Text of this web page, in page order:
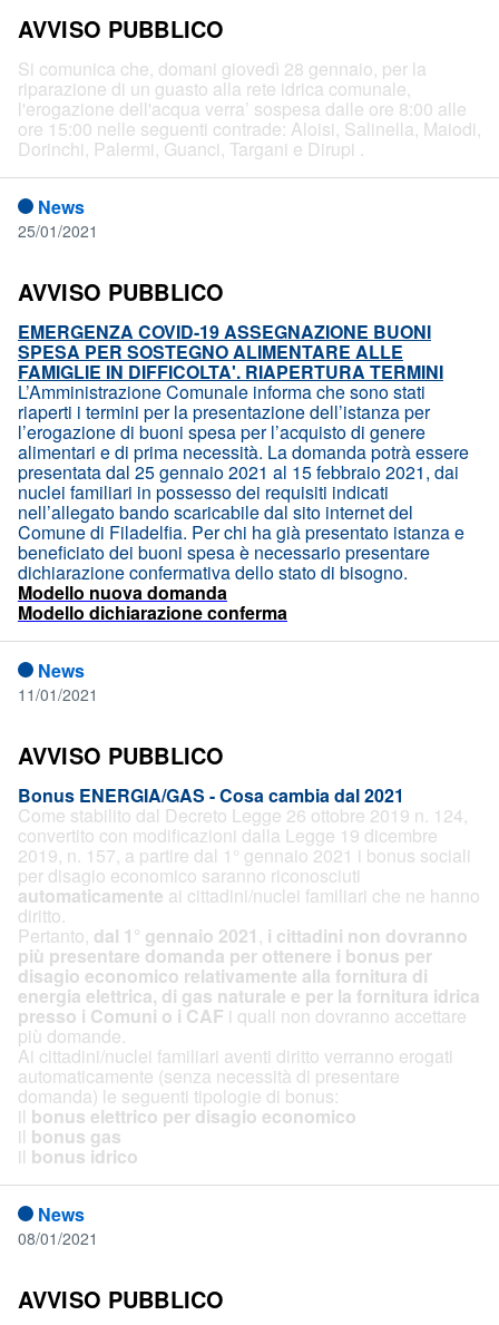
AVVISO PUBBLICO
Si comunica che, domani giovedì 28 gennaio, per la
riparazione di un guasto alla rete idrica comunale,
l'erogazione dell'acqua verra’ sospesa dalle ore 8:00 alle
ore 15:00 nelle seguenti contrade: Aloisi, Salinella, Maiodi,
Dorinchi, Palermi, Guanci, Targani e Dirupi .
News
25/01/2021
AVVISO PUBBLICO
EMERGENZA COVID-19 ASSEGNAZIONE BUONI
SPESA PER SOSTEGNO ALIMENTARE ALLE
FAMIGLIE IN DIFFICOLTA'. RIAPERTURA TERMINI
L’Amministrazione Comunale informa che sono stati
riaperti i termini per la presentazione dell’istanza per
l’erogazione di buoni spesa per l’acquisto di genere
alimentari e di prima necessità. La domanda potrà essere
presentata dal 25 gennaio 2021 al 15 febbraio 2021, dai
nuclei familiari in possesso dei requisiti indicati
nell’allegato bando scaricabile dal sito internet del
Comune di Filadelfia. Per chi ha già presentato istanza e
beneficiato dei buoni spesa è necessario presentare
dichiarazione confermativa dello stato di bisogno.
Modello nuova domanda
Modello dichiarazione conferma
News
11/01/2021
AVVISO PUBBLICO
Bonus ENERGIA/GAS - Cosa cambia dal 2021
Come stabilito dal Decreto Legge 26 ottobre 2019 n. 124,
convertito con modificazioni dalla Legge 19 dicembre
2019, n. 157, a partire dal 1° gennaio 2021 i bonus sociali
per disagio economico saranno riconosciuti
automaticamente ai cittadini/nuclei familiari che ne hanno
diritto.
Pertanto, dal 1° gennaio 2021 , i cittadini non dovranno
più presentare domanda per ottenere i bonus per
disagio economico relativamente alla fornitura di
energia elettrica, di gas naturale e per la fornitura idrica
presso i Comuni o i CAF i quali non dovranno accettare
più domande.
Ai cittadini/nuclei familiari aventi diritto verranno erogati
automaticamente (senza necessità di presentare
domanda) le seguenti tipologie di bonus:
il bonus elettrico per disagio economico
il bonus gas
il bonus idrico
News
08/01/2021
AVVISO PUBBLICO